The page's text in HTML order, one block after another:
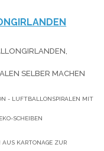
SELBER MACHEN
- LUFTBALLONSPIRALEN MIT
SCHEIBEN
AUS KARTONAGE ZUR